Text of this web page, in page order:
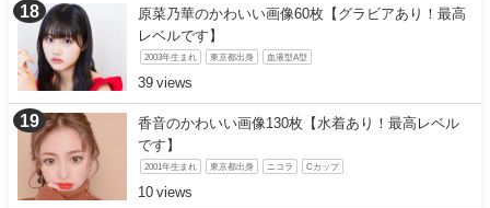
原菜乃華のかわいい画像60枚【グラビアあり！最高
レベルです】
2003年生まれ 東京都出身 血液型A型
39
香音のかわいい画像130枚【水着あり！最高レベル
です】
2001年生まれ 東京都出身 ニコラ Cカップ
10